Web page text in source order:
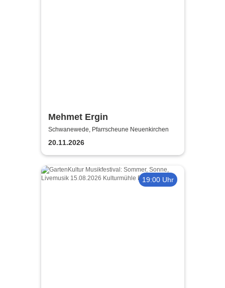
Mehmet Ergin
Schwanewede, Pfarrscheune Neuenkirchen
20.11.2026
19:00 Uhr